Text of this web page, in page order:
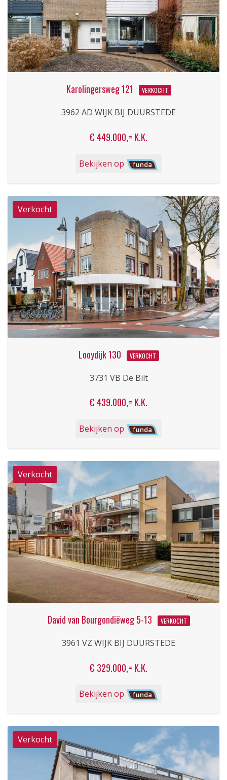
Karolingersweg 121 VERKOCHT
3962 AD WIJK BIJ DUURSTEDE
€ 449.000,= K.K.
Bekijken op
Looydijk 130 VERKOCHT
3731 VB De Bilt
€ 439.000,= K.K.
Bekijken op
David van Bourgondiëweg 5-13 VERKOCHT
3961 VZ WIJK BIJ DUURSTEDE
€ 329.000,= K.K.
Bekijken op